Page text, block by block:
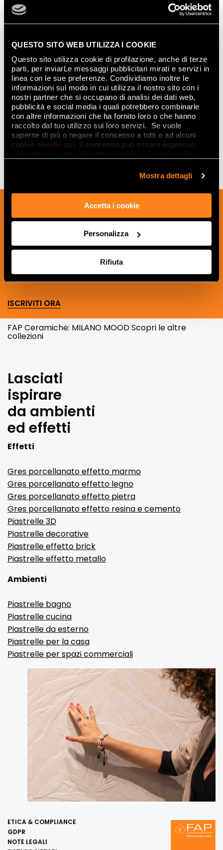
QUESTO SITO WEB UTILIZZA I COOKIE
Questo sito utilizza cookie di profilazione, anche di terze
parti, per inviarLe messaggi pubblicitari mirati e servizi in
linea con le sue preferenze. Condividiamo inoltre le
informazioni sul modo in cui utilizza il nostro sito con i
nostri partner che si occupano di analisi dei dati web,
pubblicità e social media i quali potrebbero combinarle
con altre informazioni che ha fornito loro o che hanno
raccolto dal tuo utilizzo sui loro servizi. Se vuole
saperne di più o negare il consenso a tutti o ad alcuni
cookie clicchi qui. Il consenso può essere espresso
Mostra dettagli
Accetta i cookie
Personalizza
Rifiuta
Iscriviti alla nostra newsletter per essere
sempre aggiornato sulle novità e
ricevere idee, consigli e suggerimenti
del mondo della ceramica e dell’interior
ISCRIVITI ORA
FAP Ceramiche: MILANO MOOD Scopri le altre
collezioni
Lasciati
ispirare
da ambienti
ed effetti
Effetti
Gres porcellanato effetto marmo
Gres porcellanato effetto legno
Gres porcellanato effetto pietra
Gres porcellanato effetto resina e cemento
Piastrelle 3D
Piastrelle decorative
Piastrelle effetto brick
Piastrelle effetto metallo
Ambienti
Piastrelle bagno
Piastrelle cucina
Piastrelle da esterno
Piastrelle per la casa
Piastrelle per spazi commerciali
ETICA & COMPLIANCE
GDPR
NOTE LEGALI